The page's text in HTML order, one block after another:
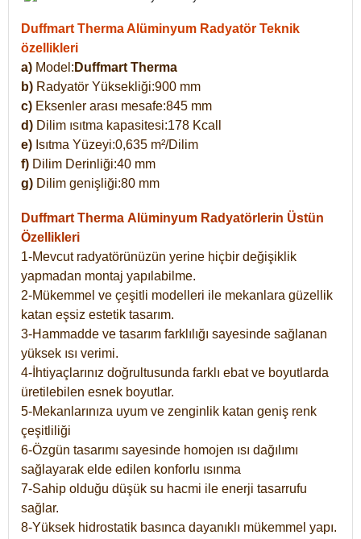
Duffmart Therma Alüminyum Radyatör Teknik
özellikleri
a) Model: Duffmart Therma
b) Radyatör Yüksekliği:900 mm
c) Eksenler arası mesafe:845 mm
d) Dilim ısıtma kapasitesi:178 Kcall
e) Isıtma Yüzeyi:0,635 m²/Dilim
f) Dilim Derinliği:40 mm
g) Dilim genişliği:80 mm
Duffmart Therma Alüminyum Radyatörlerin Üstün
Özellikleri
1-Mevcut radyatörünüzün yerine hiçbir değişiklik
yapmadan montaj yapılabilme.
2-Mükemmel ve çeşitli modelleri ile mekanlara güzellik
katan eşsiz estetik tasarım.
3-Hammadde ve tasarım farklılığı sayesinde sağlanan
yüksek ısı verimi.
4-İhtiyaçlarınız doğrultusunda farklı ebat ve boyutlarda
üretilebilen esnek boyutlar.
5-Mekanlarınıza uyum ve zenginlik katan geniş renk
çeşitliliği
6-Özgün tasarımı sayesinde homojen ısı dağılımı
sağlayarak elde edilen konforlu ısınma
7-Sahip olduğu düşük su hacmi ile enerji tasarrufu
sağlar.
8-Yüksek hidrostatik basınca dayanıklı mükemmel yapı.